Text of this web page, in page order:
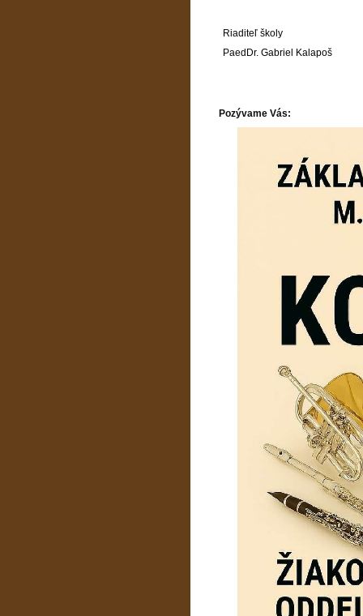
Riaditeľ školy
PaedDr. Gabriel Kalapoš
Pozývame Vás: